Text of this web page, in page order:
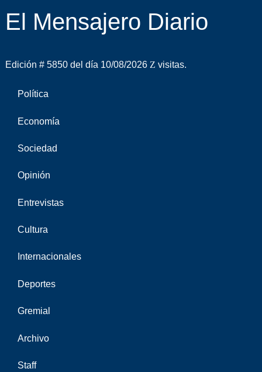
El Mensajero Diario
Edición # 5850 del día 10/08/2026 visitas.
Política
Economía
Sociedad
Opinión
Entrevistas
Cultura
Internacionales
Deportes
Gremial
Archivo
Staff